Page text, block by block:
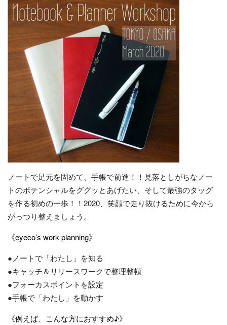
ノートで足元を固めて、手帳で前進！！見落としがちなノー
トのポテンシャルをググッとあげたい、そして最強のタッグ
を作る初めの一歩！！2020、笑顔で走り抜けるために今から
がっつり整えましょう。
《eyeco’s work planning》
●ノートで「わたし」を知る
●キャッチ＆リリースワークで整理整頓
●フォーカスポイントを設定
●手帳で「わたし」を動かす
《例えば、こんな方におすすめ♪》